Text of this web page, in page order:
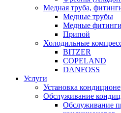
Медная труба,
Медные трубы
Медные фитинги
Припой
Холодильные
BITZER
COPELAND
DANFOSS
Услуги
Установка
Обслуживание
Обслуживание